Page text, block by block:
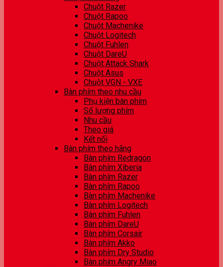
Chuột Razer
Chuột Rapoo
Chuột Machenike
Chuột Logitech
Chuột Fuhlen
Chuột DareU
Chuột Attack Shark
Chuột Asus
Chuột VGN - VXE
Bàn phím theo nhu cầu
Phụ kiện bàn phím
Số lượng phím
Nhu cầu
Theo giá
Kết nối
Bàn phím theo hãng
Bàn phím Redragon
Bàn phím Xiberia
Bàn phím Razer
Bàn phím Rapoo
Bàn phím Machenike
Bàn phím Logitech
Bàn phím Fuhlen
Bàn phím DareU
Bàn phím Corsair
Bàn phím Akko
Bàn phím Dry Studio
Bàn phím Angry Miao